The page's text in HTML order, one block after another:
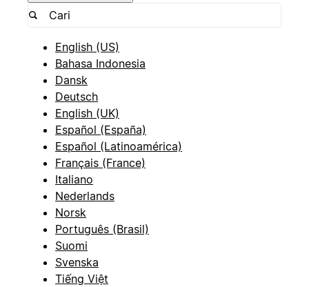
English (US)
Bahasa Indonesia
Dansk
Deutsch
English (UK)
Español (España)
Español (Latinoamérica)
Français (France)
Italiano
Nederlands
Norsk
Português (Brasil)
Suomi
Svenska
Tiếng Việt